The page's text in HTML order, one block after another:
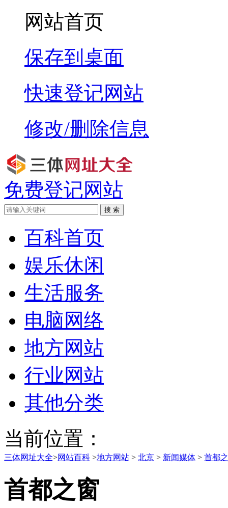
网站首页
保存到桌面
快速登记网站
修改/删除信息
免费登记网站
搜 索
百科首页
娱乐休闲
生活服务
电脑网络
地方网站
行业网站
其他分类
当前位置：
三体网址大全>网站百科 >地方网站 > 北京 > 新闻媒体 > 首都
首都之窗